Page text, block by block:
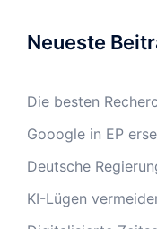
Neueste
Die besten
Gooogle in EP
Deutsche
KI-Lügen